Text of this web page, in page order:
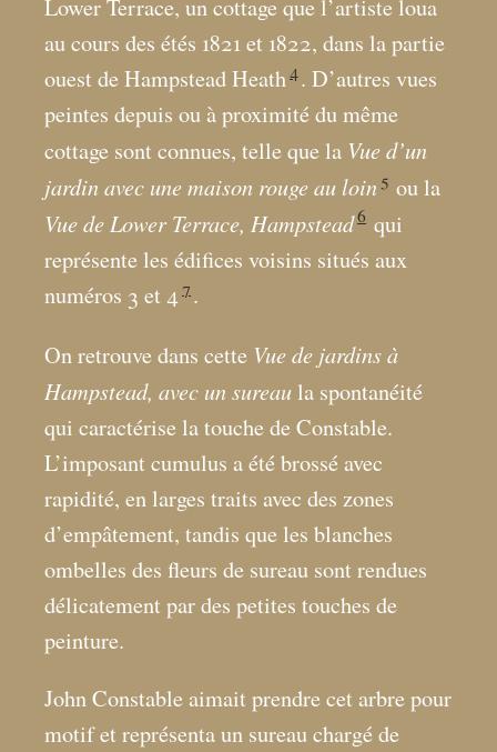
Lower Terrace, un cottage que l’artiste loua
au cours des étés 1821 et 1822, dans la partie
ouest de Hampstead Heath 4 . D’autres vues
peintes depuis ou à proximité du même
cottage sont connues, telle que la Vue d’un
jardin avec une maison rouge au loin 5 ou la
Vue de Lower Terrace, Hampstead6 qui
représente les édifices voisins situés aux
numéros 3 et 4 7 .
On retrouve dans cette Vue de jardins à
Hampstead, avec un sureaula spontanéité
qui caractérise la touche de Constable.
L’imposant cumulus a été brossé avec
rapidité, en larges traits avec des zones
d’empâtement, tandis que les blanches
ombelles des fleurs de sureau sont rendues
délicatement par des petites touches de
peinture.
John Constable aimait prendre cet arbre pour
motif et représenta un sureau chargé de